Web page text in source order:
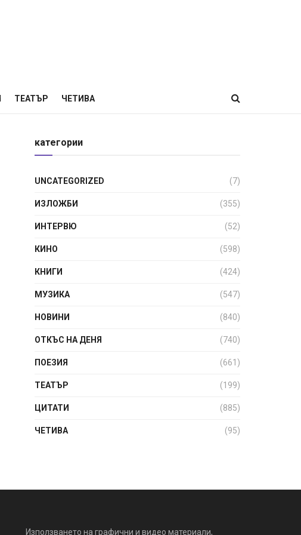
ТЕАТЪР ЧЕТИВА
категории
UNCATEGORIZED (7)
ИЗЛОЖБИ (355)
ИНТЕРВЮ (52)
КИНО (598)
КНИГИ (424)
МУЗИКА (547)
НОВИНИ (840)
ОТКЪС НА ДЕНЯ (740)
ПОЕЗИЯ (661)
ТЕАТЪР (199)
ЦИТАТИ (885)
ЧЕТИВА (95)
Използването на графични и видео материали,